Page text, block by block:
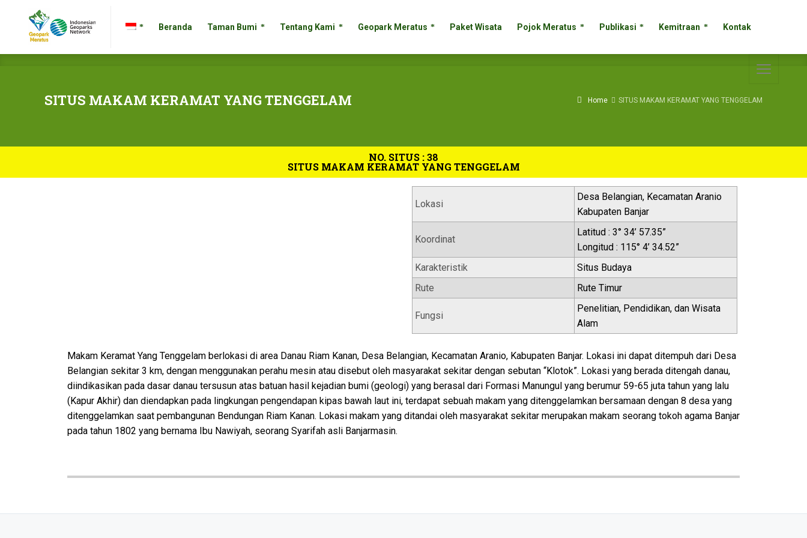
Beranda Taman Bumi Tentang Kami Geopark Meratus Paket Wisata Pojok Meratus Publikasi Kemitraan Kontak
SITUS MAKAM KERAMAT YANG TENGGELAM Home SITUS MAKAM KERAMAT YANG TENGGELAM
NO. SITUS : 38
SITUS MAKAM KERAMAT YANG TENGGELAM
Lokasi
Desa Belangian, Kecamatan Aranio
Kabupaten Banjar
Koordinat
Latitud : 3° 34’ 57.35”
Longitud : 115° 4’ 34.52”
Karakteristik
Situs Budaya
Rute
Rute Timur
Fungsi
Penelitian, Pendidikan, dan Wisata
Alam
Makam Keramat Yang Tenggelam berlokasi di area Danau Riam Kanan, Desa Belangian, Kecamatan Aranio, Kabupaten Banjar. Lokasi ini dapat ditempuh dari Desa
Belangian sekitar 3 km, dengan menggunakan perahu mesin atau disebut oleh masyarakat sekitar dengan sebutan “Klotok”. Lokasi yang berada ditengah danau,
diindikasikan pada dasar danau tersusun atas batuan hasil kejadian bumi (geologi) yang berasal dari Formasi Manungul yang berumur 59-65 juta tahun yang lalu
(Kapur Akhir) dan diendapkan pada lingkungan pengendapan kipas bawah laut ini, terdapat sebuah makam yang ditenggelamkan bersamaan dengan 8 desa yang
ditenggelamkan saat pembangunan Bendungan Riam Kanan. Lokasi makam yang ditandai oleh masyarakat sekitar merupakan makam seorang tokoh agama Banjar
pada tahun 1802 yang bernama Ibu Nawiyah, seorang Syarifah asli Banjarmasin.